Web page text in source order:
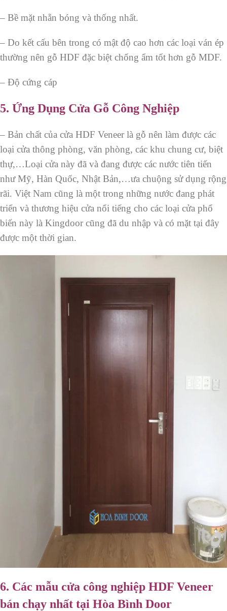
– Bề mặt nhẵn bóng và thống nhất.
– Do kết cấu bên trong có mật độ cao hơn các loại ván ép
thường nên gỗ HDF đặc biệt chống ẩm tốt hơn gỗ MDF.
– Độ cứng cáp
5. Ứng Dụng Cửa Gỗ Công Nghiệp
– Bản chất của cửa HDF Veneer là gỗ nên làm được các
loại cửa thông phòng, văn phòng, các khu chung cư, biệt
thự,…Loại cửa này đã và đang được các nước tiên tiến
như Mỹ, Hàn Quốc, Nhật Bản,…ưa chuộng sử dụng rộng
rãi. Việt Nam cũng là một trong những nước đang phát
triển và thương hiệu cửa nổi tiếng cho các loại cửa phổ
biến này là Kingdoor cũng đã du nhập và có mặt tại đây
được một thời gian.
6. Các mẫu cửa công nghiệp HDF Veneer
bán chạy nhất tại Hòa Bình Door